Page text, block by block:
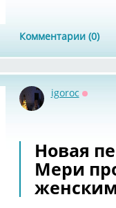
Комментарии (0)
igoroc
Новая
Мери